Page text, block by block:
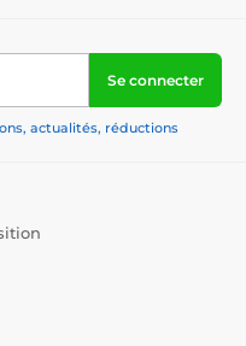
Se connecter
actualités, réductions